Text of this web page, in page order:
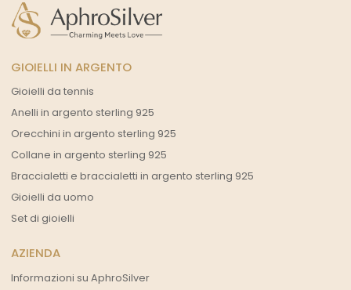
GIOIELLI IN ARGENTO
Gioielli da tennis
Anelli in argento sterling 925
Orecchini in argento sterling 925
Collane in argento sterling 925
Braccialetti e braccialetti in argento sterling 925
Gioielli da uomo
Set di gioielli
AZIENDA
Informazioni su AphroSilver